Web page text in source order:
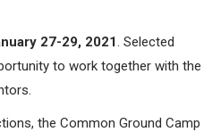
27-29, 2021. Selected
to work together with the
the Common Ground Camp